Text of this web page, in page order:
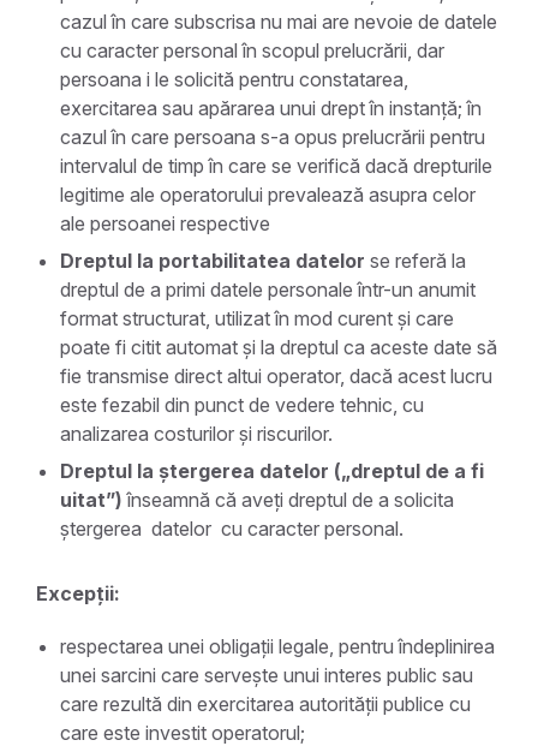
cazul în care subscrisa nu mai are nevoie de datele
cu caracter personal în scopul prelucrării, dar
persoana i le solicită pentru constatarea,
exercitarea sau apărarea unui drept în instanță; în
cazul în care persoana s-a opus prelucrării pentru
intervalul de timp în care se verifică dacă drepturile
legitime ale operatorului prevalează asupra celor
ale persoanei respective
Dreptul la portabilitatea datelor se referă la
dreptul de a primi datele personale într-un anumit
format structurat, utilizat în mod curent și care
poate fi citit automat și la dreptul ca aceste date să
fie transmise direct altui operator, dacă acest lucru
este fezabil din punct de vedere tehnic, cu
analizarea costurilor și riscurilor.
Dreptul la ștergerea datelor („dreptul de a fi
uitat”) înseamnă că aveți dreptul de a solicita
ștergerea datelor cu caracter personal.
Excepții:
respectarea unei obligații legale, pentru îndeplinirea
unei sarcini care servește unui interes public sau
care rezultă din exercitarea autorității publice cu
care este investit operatorul;